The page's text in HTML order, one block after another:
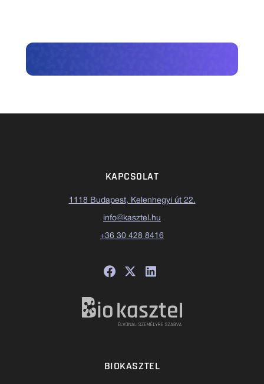
KAPCSOLAT
1118 Budapest, Kelenhegyi út 22.
info@kasztel.hu
+36 30 428 8416
BIOKASZTEL